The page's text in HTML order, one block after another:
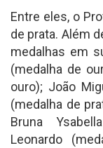
Entre eles, o
de prata. Além
medalhas em
(medalha de
ouro); João
(medalha de
Bruna
Leonardo